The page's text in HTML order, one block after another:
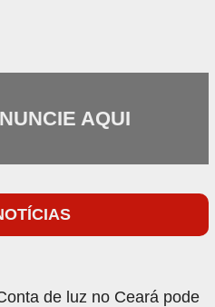
AQUI